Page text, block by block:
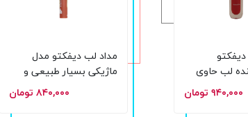
لب حاوی
۹۴۰,۰۰۰ تومان
مداد لب دیفکتو مدل
ماژیکی بسیار طبیعی و
۸۴۰,۰۰۰ تومان